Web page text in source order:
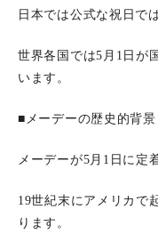
日本では公式な祝日で
世界各国では5月1日が
います。
■メーデーの歴史的背景
メーデーが5月1日に定
19世紀末にアメリカで
ります。